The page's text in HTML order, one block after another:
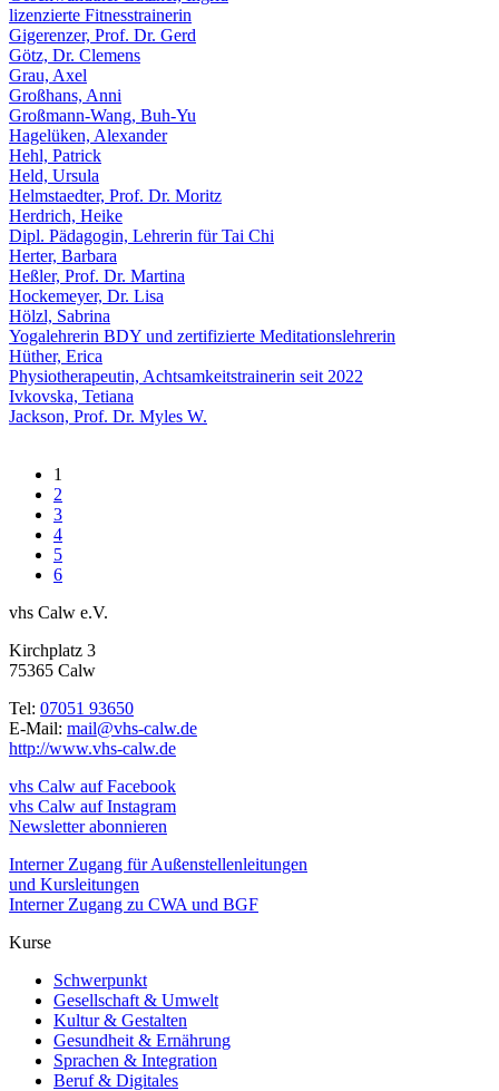
lizenzierte Fitnesstrainerin
Gigerenzer, Prof. Dr. Gerd
Götz, Dr. Clemens
Grau, Axel
Großhans, Anni
Großmann-Wang, Buh-Yu
Hagelüken, Alexander
Hehl, Patrick
Held, Ursula
Helmstaedter, Prof. Dr. Moritz
Herdrich, Heike
Dipl. Pädagogin, Lehrerin für Tai Chi
Herter, Barbara
Heßler, Prof. Dr. Martina
Hockemeyer, Dr. Lisa
Hölzl, Sabrina
Yogalehrerin BDY und zertifizierte Meditationslehrerin
Hüther, Erica
Physiotherapeutin, Achtsamkeitstrainerin seit 2022
Ivkovska, Tetiana
Jackson, Prof. Dr. Myles W.
1
2
3
4
5
6
vhs Calw e.V.
Kirchplatz 3
75365 Calw
Tel: 07051 93650
E-Mail: mail@vhs-calw.de
http://www.vhs-calw.de
vhs Calw auf Facebook
vhs Calw auf Instagram
Newsletter abonnieren
Interner Zugang für Außenstellenleitungen
und Kursleitungen
Interner Zugang zu CWA und BGF
Kurse
Schwerpunkt
Gesellschaft & Umwelt
Kultur & Gestalten
Gesundheit & Ernährung
Sprachen & Integration
Beruf & Digitales